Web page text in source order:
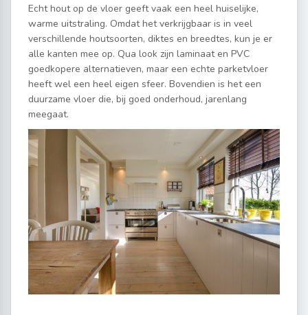
Echt hout op de vloer geeft vaak een heel huiselijke,
warme uitstraling. Omdat het verkrijgbaar is in veel
verschillende houtsoorten, diktes en breedtes, kun je er
alle kanten mee op. Qua look zijn laminaat en PVC
goedkopere alternatieven, maar een echte parketvloer
heeft wel een heel eigen sfeer. Bovendien is het een
duurzame vloer die, bij goed onderhoud, jarenlang
meegaat.